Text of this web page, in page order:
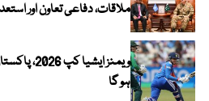
ملاقات، دفاعی تعاون اور
ویمنز
ہو گا